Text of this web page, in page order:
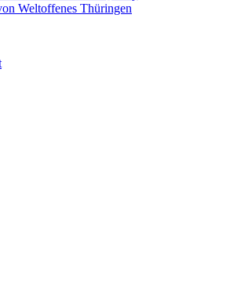
Weltoffenes Thüringen